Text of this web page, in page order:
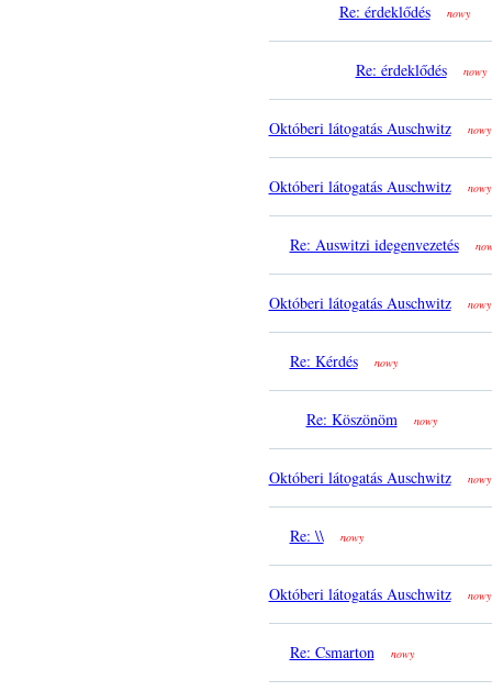
Re: érdeklődés nowy
Re: érdeklődés nowy
Októberi látogatás Auschwitz nowy
Októberi látogatás Auschwitz nowy
Re: Auswitzi idegenvezetés
Októberi látogatás Auschwitz nowy
Re: Kérdés nowy
Re: Köszönöm nowy
Októberi látogatás Auschwitz nowy
Re: \\ nowy
Októberi látogatás Auschwitz nowy
Re: Csmarton nowy